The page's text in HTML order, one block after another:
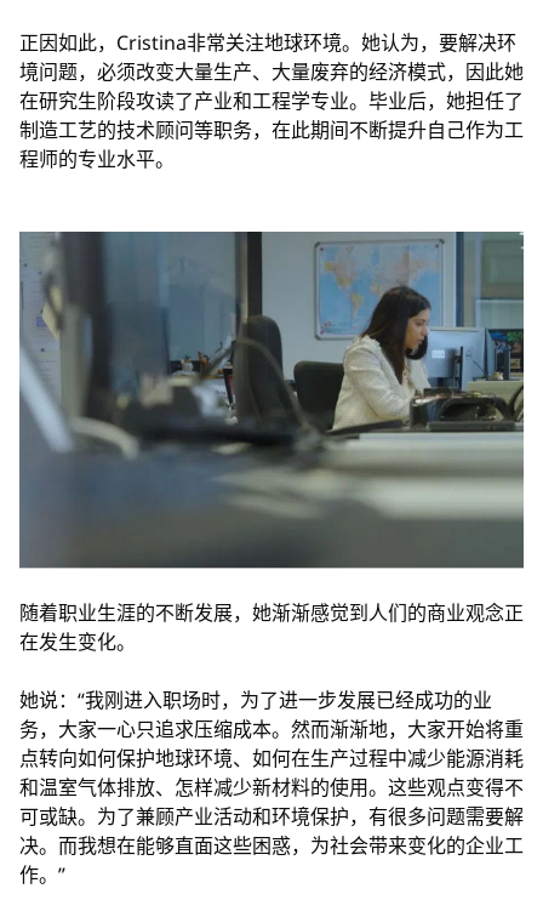
正因如此，Cristina非常关注地球环境。她认为，要解决环
境问题，必须改变大量生产、大量废弃的经济模式，因此她
在研究生阶段攻读了产业和工程学专业。毕业后，她担任了
制造工艺的技术顾问等职务，在此期间不断提升自己作为工
程师的专业水平。
随着职业生涯的不断发展，她渐渐感觉到人们的商业观念正
在发生变化。
她说：“我刚进入职场时，为了进一步发展已经成功的业
务，大家一心只追求压缩成本。然而渐渐地，大家开始将重
点转向如何保护地球环境、如何在生产过程中减少能源消耗
和温室气体排放、怎样减少新材料的使用。这些观点变得不
可或缺。为了兼顾产业活动和环境保护，有很多问题需要解
决。而我想在能够直面这些困惑，为社会带来变化的企业工
作。”